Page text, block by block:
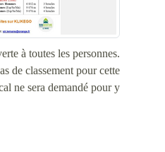
à toutes les personnes.
de classement pour cette
ne sera demandé pour y